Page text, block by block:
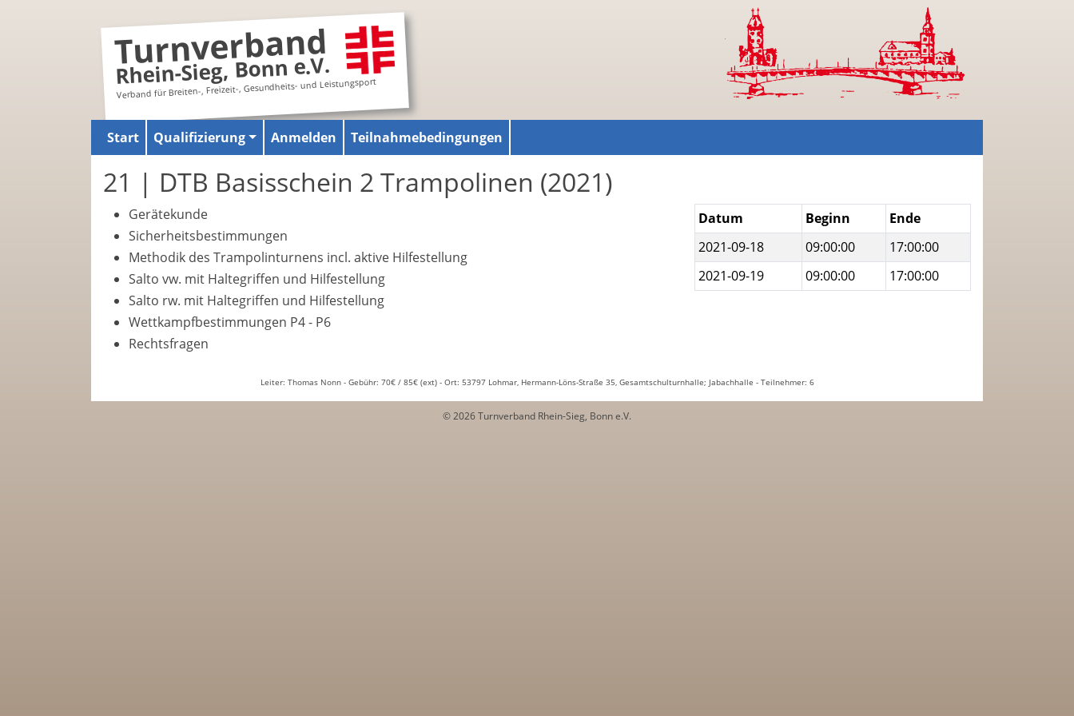
Turnverband
Rhein-Sieg, Bonn e.V.
Verband für Breiten-, Freizeit-, Gesundheits- und Leistungsport
Start Qualifizierung Anmelden Teilnahmebedingungen
21 | DTB Basisschein 2 Trampolinen (2021)
Gerätekunde
Sicherheitsbestimmungen
Methodik des Trampolinturnens incl. aktive Hilfestellung
Salto vw. mit Haltegriffen und Hilfestellung
Salto rw. mit Haltegriffen und Hilfestellung
Wettkampfbestimmungen P4 - P6
Rechtsfragen
Datum Beginn
Ende
2021-09-18
09:00:00
17:00:00
2021-09-19
09:00:00 17:00:00
Leiter: Thomas Nonn - Gebühr: 70€ / 85€ (ext) - Ort: 53797 Lohmar, Hermann-Löns-Straße 35, Gesamtschulturnhalle; Jabachhalle - Teilnehmer: 6
© 2026 Turnverband Rhein-Sieg, Bonn e.V.